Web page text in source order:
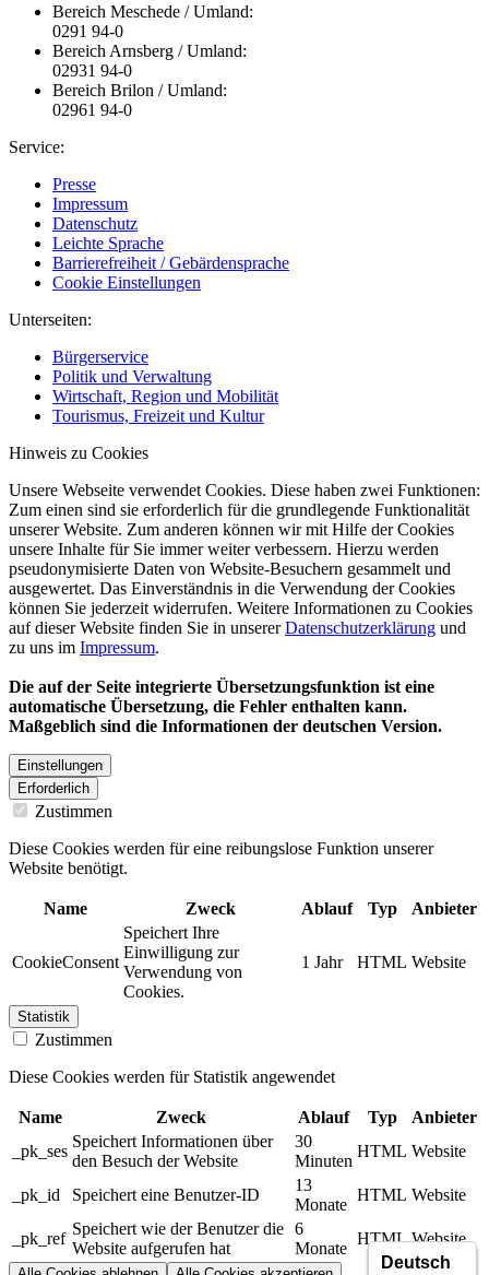
Bereich Meschede / Umland:
0291 94-0
Bereich Arnsberg / Umland:
02931 94-0
Bereich Brilon / Umland:
02961 94-0
Service:
Presse
Impressum
Datenschutz
Leichte Sprache
Barrierefreiheit / Gebärdensprache
Cookie Einstellungen
Unterseiten:
Bürgerservice
Politik und Verwaltung
Wirtschaft, Region und Mobilität
Tourismus, Freizeit und Kultur
Hinweis zu Cookies
Unsere Webseite verwendet Cookies. Diese haben zwei Funktionen:
Zum einen sind sie erforderlich für die grundlegende Funktionalität
unserer Website. Zum anderen können wir mit Hilfe der Cookies
unsere Inhalte für Sie immer weiter verbessern. Hierzu werden
pseudonymisierte Daten von Website-Besuchern gesammelt und
ausgewertet. Das Einverständnis in die Verwendung der Cookies
können Sie jederzeit widerrufen. Weitere Informationen zu Cookies
auf dieser Website finden Sie in unsererDatenschutzerklärung und
zu uns im Impressum.
Die auf der Seite integrierte Übersetzungsfunktion ist eine
automatische Übersetzung, die Fehler enthalten kann.
Maßgeblich sind die Informationen der deutschen Version.
Einstellungen
Erforderlich
Zustimmen
Diese Cookies werden für eine reibungslose Funktion unserer
Website benötigt.
Name Zweck Ablauf Typ Anbieter
CookieConsent
Speichert Ihre
Einwilligung zur
Verwendung von
Cookies.
1 Jahr HTML Website
Statistik
Zustimmen
Diese Cookies werden für Statistik angewendet
Name Zweck Ablauf Typ
Anbieter
_pk_ses
Speichert Informationen über
den Besuch der Website
30
Minuten
HTML Website
_pk_id Speichert eine Benutzer-ID
13
Monate
HTML Website
_pk_ref
Speichert wie der Benutzer die
Website aufgerufen hat
6
Monate
HTML Website